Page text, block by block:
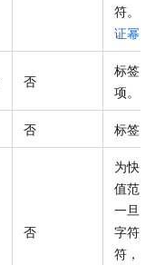
符。
证幂
否
标签
项。
否 标签。
否
为快
值范
一旦
字符
符，